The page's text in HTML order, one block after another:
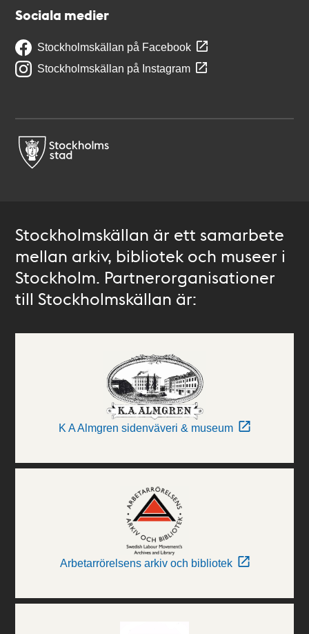
Sociala medier
Stockholmskällan på Facebook
Stockholmskällan på Instagram
Stockholmskällan är ett samarbete
mellan arkiv, bibliotek och museer i
Stockholm. Partnerorganisationer
till Stockholmskällan är:
K A Almgren sidenväveri & museum
Arbetarrörelsens arkiv och bibliotek